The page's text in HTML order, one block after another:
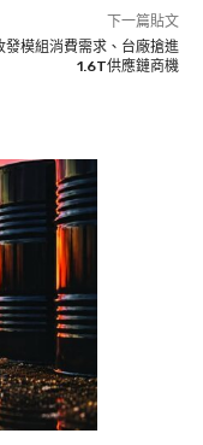
下一篇貼文
發模組消費需求、台廠搶進
1.6T供應鏈商機